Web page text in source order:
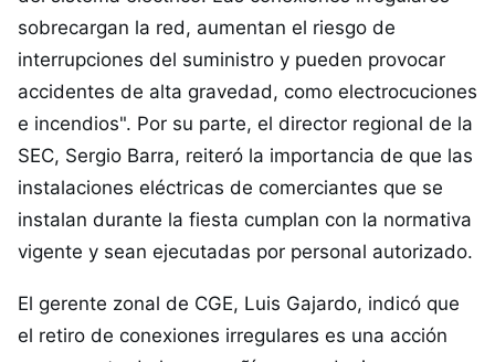
sobrecargan la red, aumentan el riesgo de
interrupciones del suministro y pueden provocar
accidentes de alta gravedad, como electrocuciones
e incendios". Por su parte, el director regional de la
SEC, Sergio Barra, reiteró la importancia de que las
instalaciones eléctricas de comerciantes que se
instalan durante la fiesta cumplan con la normativa
vigente y sean ejecutadas por personal autorizado.
El gerente zonal de CGE, Luis Gajardo, indicó que
el retiro de conexiones irregulares es una acción